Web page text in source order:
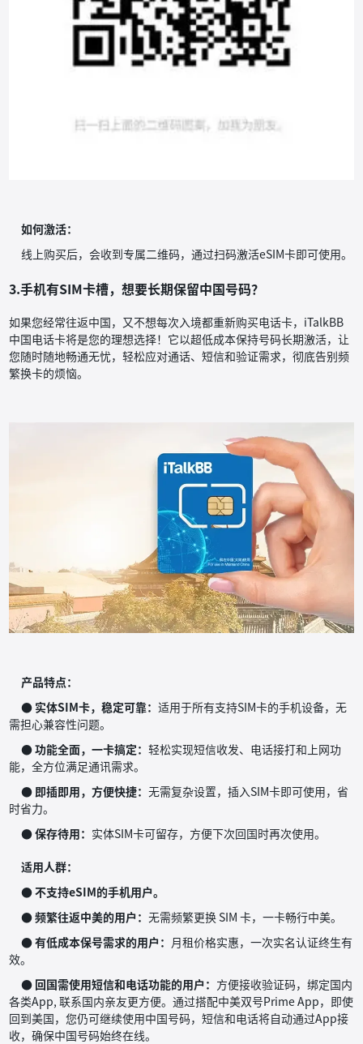
如何激活：
线上购买后，会收到专属二维码，通过扫码激活eSIM卡即可使用。
3.手机有SIM卡槽，想要长期保留中国号码？
如果您经常往返中国，又不想每次入境都重新购买电话卡，iTalkBB
中国电话卡将是您的理想选择！它以超低成本保持号码长期激活，让
您随时随地畅通无忧，轻松应对通话、短信和验证需求，彻底告别频
繁换卡的烦恼。
产品特点：
● 实体SIM卡，稳定可靠：适用于所有支持SIM卡的手机设备，无
需担心兼容性问题。
● 功能全面，一卡搞定：轻松实现短信收发、电话接打和上网功
能，全方位满足通讯需求。
● 即插即用，方便快捷：无需复杂设置，插入SIM卡即可使用，省
时省力。
● 保存待用： 实体SIM卡可留存，方便下次回国时再次使用。
适用人群：
● 不支持eSIM的手机用户。
● 频繁往返中美的用户：无需频繁更换 SIM 卡，一卡畅行中美。
● 有低成本保号需求的用户： 月租价格实惠，一次实名认证终生有
效。
● 回国需使用短信和电话功能的用户： 方便接收验证码，绑定国内
各类App, 联系国内亲友更方便。通过搭配中美双号Prime App，即使
回到美国，您仍可继续使用中国号码，短信和电话将自动通过App接
收，确保中国号码始终在线。